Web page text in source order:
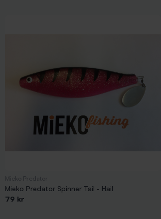
Mieko Predator Spinner Tail - Hail
79 kr